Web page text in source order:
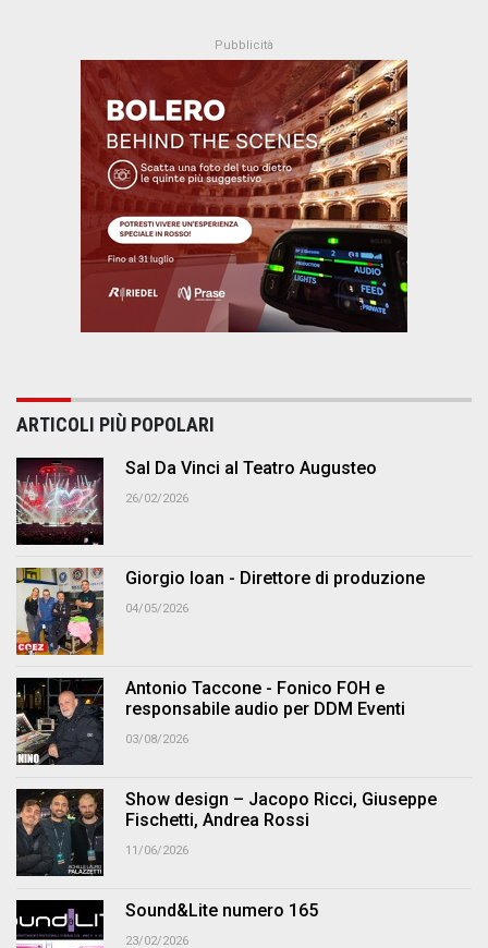
ARTICOLI PIÙ POPOLARI
Sal Da Vinci al Teatro Augusteo
26/02/2026
Giorgio Ioan - Direttore di produzione
04/05/2026
Antonio Taccone - Fonico FOH e
responsabile audio per DDM Eventi
03/08/2026
Show design – Jacopo Ricci, Giuseppe
Fischetti, Andrea Rossi
11/06/2026
Sound&Lite numero 165
23/02/2026